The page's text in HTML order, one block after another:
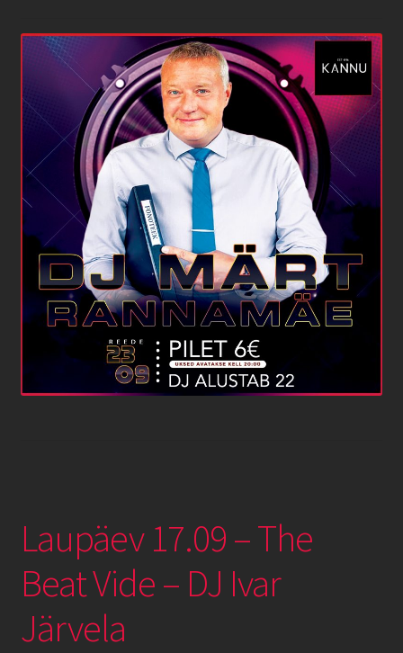
Laupäev 17.09 – The
Beat Vide – DJ Ivar
Järvela